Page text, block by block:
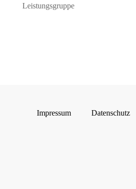
Leistungsgruppe
Impressum Datenschutz